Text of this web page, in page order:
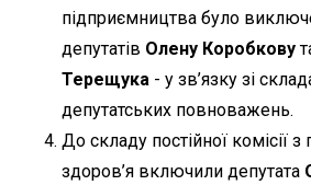
підприємництва було
депутатів Олену Коробкову
Терещука - у зв’язку зі
депутатських повноважень.
До складу постійної комісії
здоров’я включили депутата